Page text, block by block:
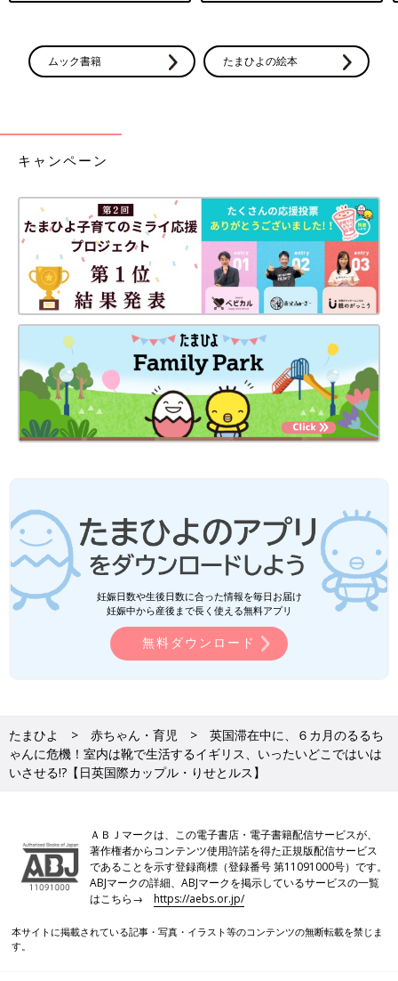
ムック書籍 たまひよの絵本
キャンペーン
妊娠日数や生後日数に合った情報を毎日お届け
妊娠中から産後まで長く使える無料アプリ
無料ダウンロード
たまひよ 赤ちゃん・育児
英国滞在中に、６カ月のるるち
ゃんに危機！室内は靴で生活するイギリス、いったいどこではいは
いさせる!?【日英国際カップル・りせとルス】
ＡＢＪマークは、この電子書店・電子書籍配信サービスが、
著作権者からコンテンツ使用許諾を得た正規版配信サービス
であることを示す登録商標（登録番号 第11091000号）です。
ABJマークの詳細、ABJマークを掲示しているサービスの一覧
はこちら→https://aebs.or.jp/
本サイトに掲載されている記事・写真・イラスト等のコンテンツの無断転載を禁じま
す。